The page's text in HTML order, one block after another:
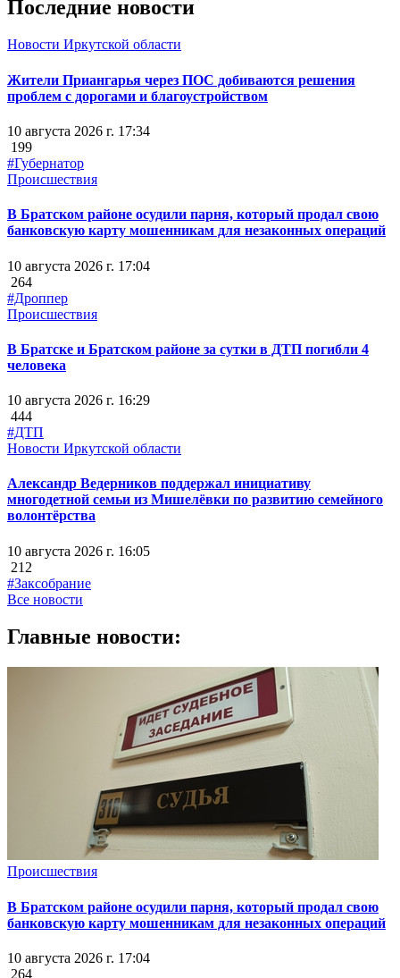
Последние новости
Новости Иркутской области
Жители Приангарья через ПОС добиваются решения
проблем с дорогами и благоустройством
10 августа 2026 г. 17:34
199
#Губернатор
Происшествия
В Братском районе осудили парня, который продал свою
банковскую карту мошенникам для незаконных операций
10 августа 2026 г. 17:04
264
#Дроппер
Происшествия
В Братске и Братском районе за сутки в ДТП погибли 4
человека
10 августа 2026 г. 16:29
444
#ДТП
Новости Иркутской области
Александр Ведерников поддержал инициативу
многодетной семьи из Мишелёвки по развитию семейного
волонтёрства
10 августа 2026 г. 16:05
212
#Заксобрание
Все новости
Главные новости:
Происшествия
В Братском районе осудили парня, который продал свою
банковскую карту мошенникам для незаконных операций
10 августа 2026 г. 17:04
264